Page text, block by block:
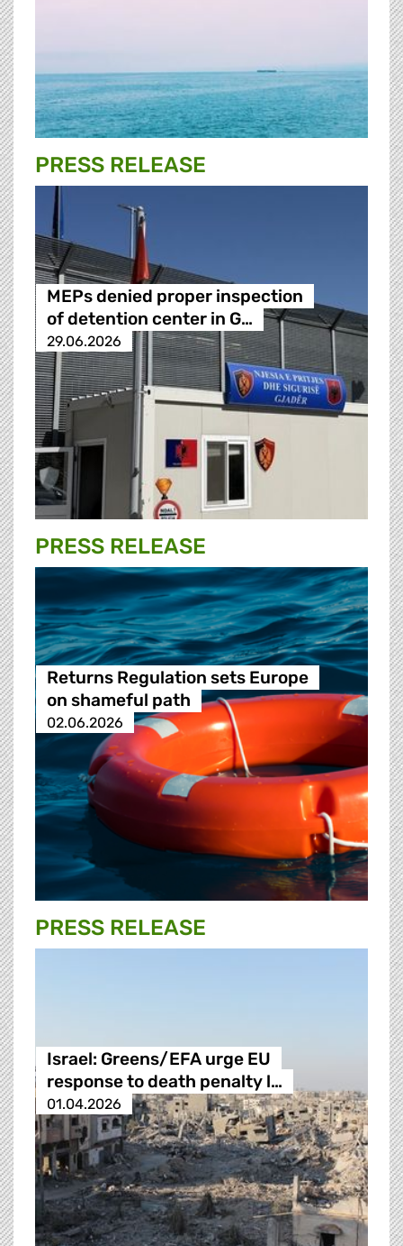
PRESS RELEASE
MEPs denied proper inspection
of detention center in G…
29.06.2026
PRESS RELEASE
Returns Regulation sets Europe
on shameful path
02.06.2026
PRESS RELEASE
Israel: Greens/EFA urge EU
response to death penalty l…
01.04.2026